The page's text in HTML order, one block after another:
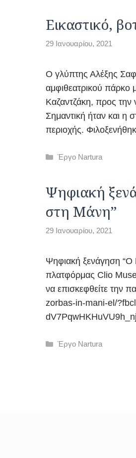
Εικαστικό,
29 Ιανουαρίου, 2021
Ο γλύπτης Αλέξης
αμφιθεατρικού πάρκο
Καζαντζάκη, προς την
Σημαντική ήταν και η
περιοχής.
Κατηγορίες
Έργο Nartura
Ψηφιακή
στη Μάνη”
29 Ιανουαρίου, 2021
Ψηφιακή ξενάγηση “Ο
πλατφόρμας Clio Muse
να επισκεφθείτε την
zorbas-in-mani-el/
Κατηγορίες
Έργο Nartura